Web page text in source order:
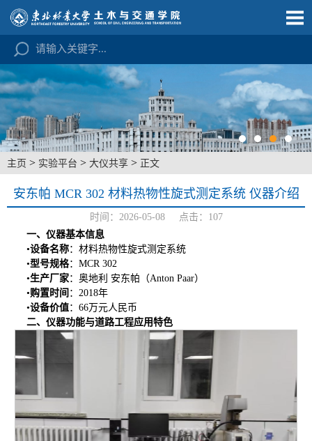
主页 > 实验平台 > 大仪共享 > 正文
安东帕 MCR 302 材料热物性旋式测定系统 仪器介绍
时间：2026-05-08 点击： 107
一、仪器基本信息
•设备名称：材料热物性旋式测定系统
•型号规格：MCR 302
•生产厂家：奥地利 安东帕（Anton Paar）
•购置时间 ：2018年
•设备价值：66万元人民币
二、仪器功能与道路工程应用特色